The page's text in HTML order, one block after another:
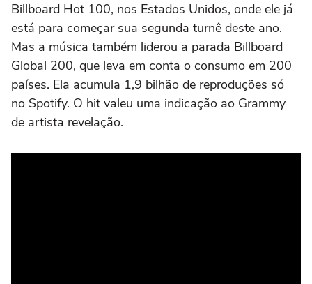
Billboard Hot 100, nos Estados Unidos, onde ele já
está para começar sua segunda turnê deste ano.
Mas a música também liderou a parada Billboard
Global 200, que leva em conta o consumo em 200
países. Ela acumula 1,9 bilhão de reproduções só
no Spotify. O hit valeu uma indicação ao Grammy
de artista revelação.